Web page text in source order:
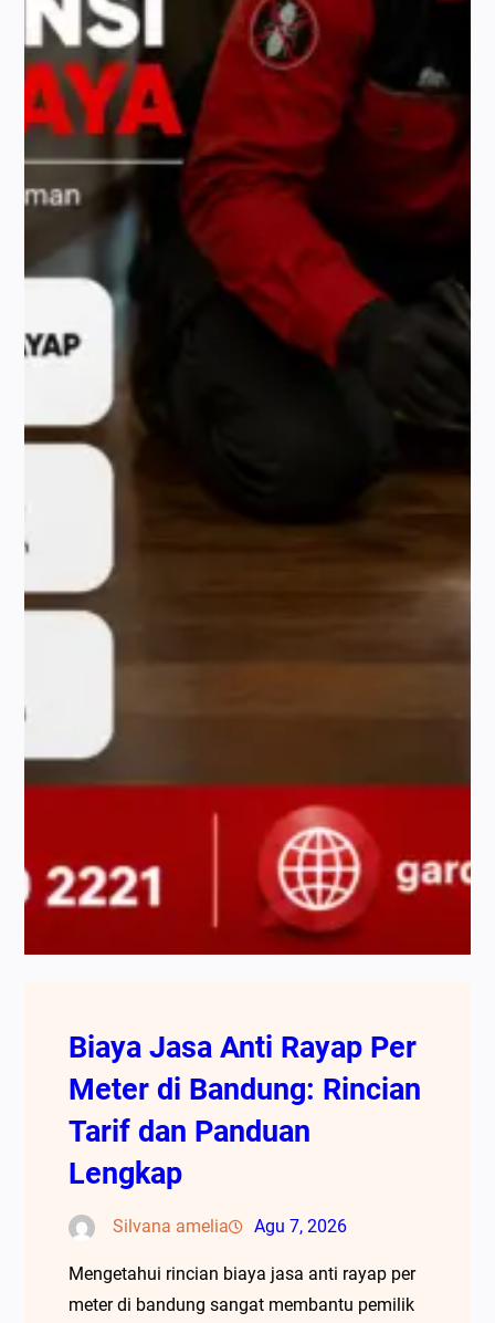
Biaya Jasa Anti Rayap Per
Meter di Bandung: Rincian
Tarif dan Panduan
Lengkap
Silvana amelia Agu 7, 2026
Mengetahui rincian biaya jasa anti rayap per
meter di bandung sangat membantu pemilik